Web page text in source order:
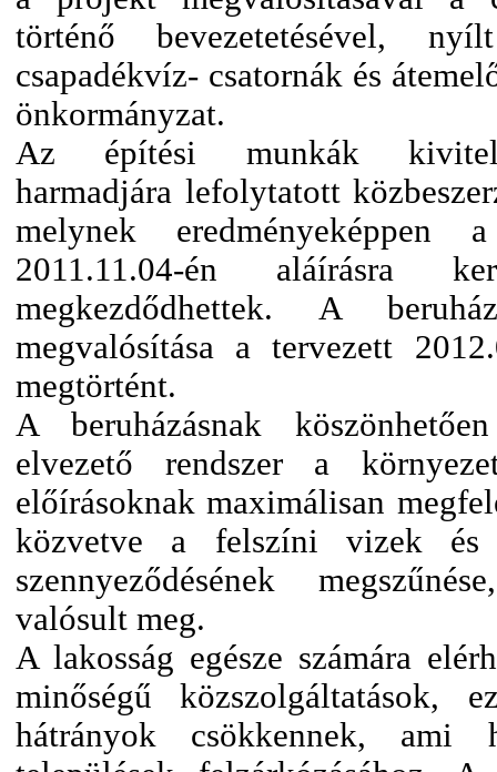
történő bevezetetésével,
csapadékvíz- csatornák és
önkormányzat.
Az építési munkák
harmadjára lefolytatott
melynek eredményeképpen
2011.11.04-én
megkezdődhettek. A
megvalósítása a tervezett
megtörtént.
A beruházásnak
elvezető rendszer a
előírásoknak maximálisan
közvetve a felszíni vizek és
szennyeződésének
valósult meg.
A lakosság egésze számára
minőségű közszolgáltatások,
hátrányok csökkennek, ami